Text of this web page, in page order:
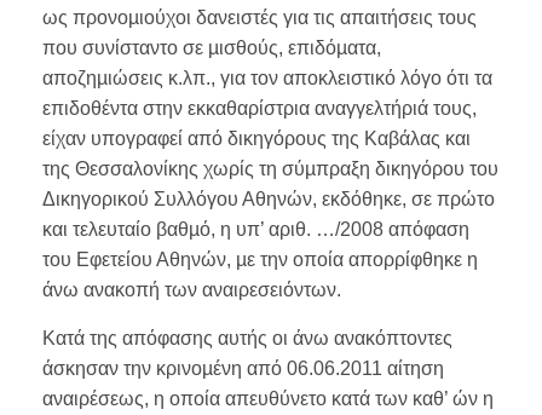
ως προνοµιούχοι δανειστές για τις απαιτήσεις τους
που συνίσταντο σε µισθούς, επιδόµατα,
αποζηµιώσεις κ.λπ., για τον αποκλειστικό λόγο ότι τα
επιδοθέντα στην εκκαθαρίστρια αναγγελτήριά τους,
είχαν υπογραφεί από δικηγόρους της Καβάλας και
της Θεσσαλονίκης χωρίς τη σύµπραξη δικηγόρου του
Δικηγορικού Συλλόγου Αθηνών, εκδόθηκε, σε πρώτο
και τελευταίο βαθµό, η υπ’ αριθ. …/2008 απόφαση
του Εφετείου Αθηνών, µε την οποία απορρίφθηκε η
άνω ανακοπή των αναιρεσειόντων.
Κατά της απόφασης αυτής οι άνω ανακόπτοντες
άσκησαν την κρινοµένη από 06.06.2011 αίτηση
αναιρέσεως, η οποία απευθύνετο κατά των καθ’ ών η